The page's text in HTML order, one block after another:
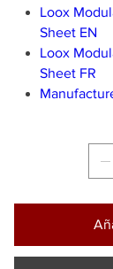
Loox
Sheet EN
Loox
Sheet FR